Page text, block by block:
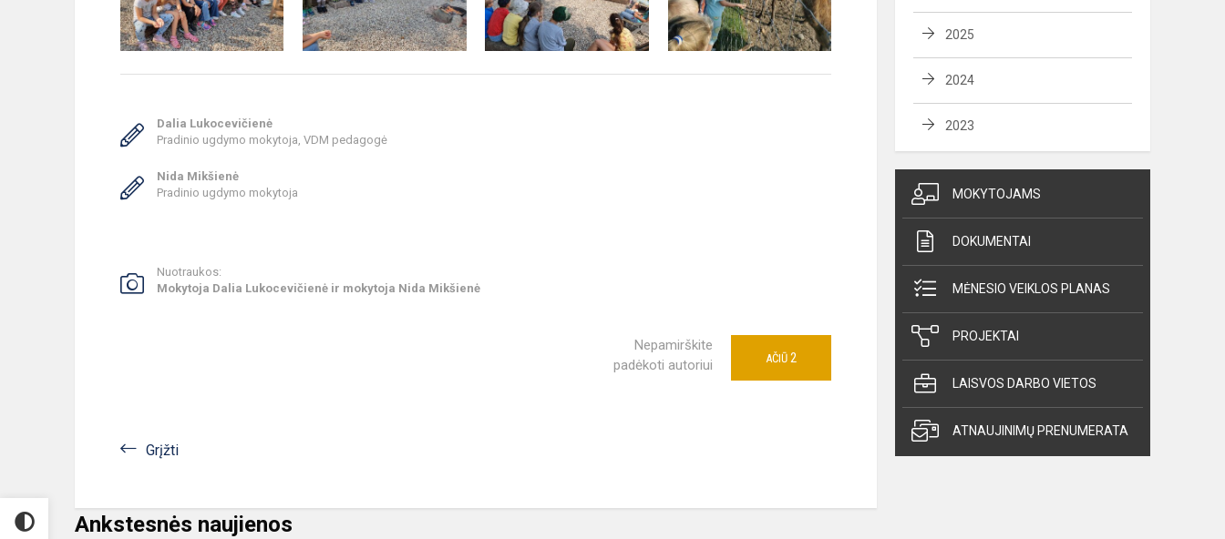
Dalia Lukocevičienė
Pradinio ugdymo mokytoja, VDM pedagogė
Nida Mikšienė
Pradinio ugdymo mokytoja
Nuotraukos:
Mokytoja Dalia Lukocevičienė ir mokytoja Nida Mikšienė
Nepamirškite
padėkoti autoriui
AČIŪ 2
Grįžti
Ankstesnės naujienos
2025
2024
2023
MOKYTOJAMS
DOKUMENTAI
MĖNESIO VEIKLOS PLANAS
PROJEKTAI
LAISVOS DARBO VIETOS
ATNAUJINIMŲ PRENUMERATA